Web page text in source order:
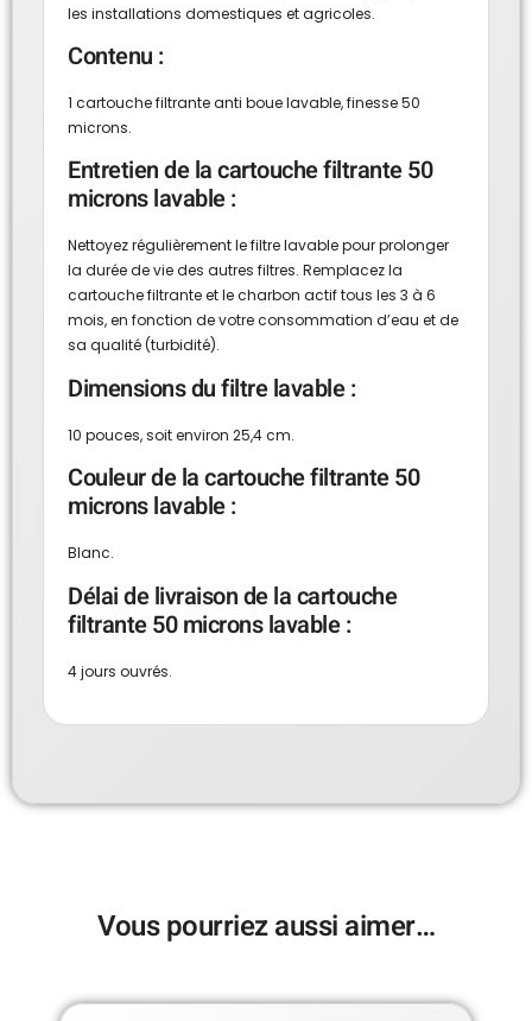
les installations domestiques et agricoles.
Contenu :
1 cartouche filtrante anti boue lavable, finesse 50
microns.
Entretien de la cartouche filtrante 50
microns lavable :
Nettoyez régulièrement le filtre lavable pour prolonger
la durée de vie des autres filtres. Remplacez la
cartouche filtrante et le charbon actif tous les 3 à 6
mois, en fonction de votre consommation d’eau et de
sa qualité (turbidité).
Dimensions du filtre lavable :
10 pouces, soit environ 25,4 cm.
Couleur de la cartouche filtrante 50
microns lavable :
Blanc.
Délai de livraison de la cartouche
filtrante 50 microns lavable :
4 jours ouvrés.
Vous pourriez aussi aimer…